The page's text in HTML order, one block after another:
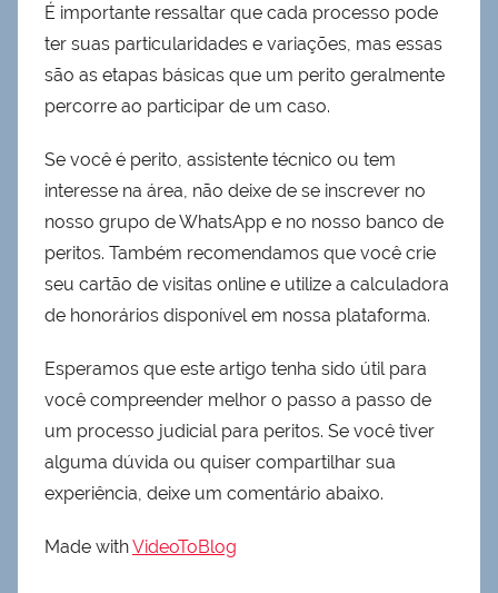
É importante ressaltar que cada processo pode
ter suas particularidades e variações, mas essas
são as etapas básicas que um perito geralmente
percorre ao participar de um caso.
Se você é perito, assistente técnico ou tem
interesse na área, não deixe de se inscrever no
nosso grupo de WhatsApp e no nosso banco de
peritos. Também recomendamos que você crie
seu cartão de visitas online e utilize a calculadora
de honorários disponível em nossa plataforma.
Esperamos que este artigo tenha sido útil para
você compreender melhor o passo a passo de
um processo judicial para peritos. Se você tiver
alguma dúvida ou quiser compartilhar sua
experiência, deixe um comentário abaixo.
Made withVideoToBlog